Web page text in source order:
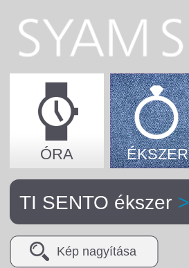
ÓRA ÉKSZER
TI SENTO ékszer >
Kép nagyítása